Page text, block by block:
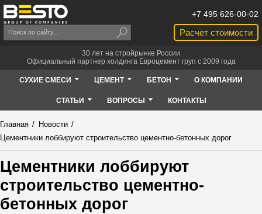
Расчет стоимости
+7 495 626-00-02
30 лет на стройрынке России
Официальный партнер холдинга Евроцемент груп с 2009 года
СУХИЕ СМЕСИ ЦЕМЕНТ БЕТОН О КОМПАНИИ
СТАТЬИ ВОПРОСЫ КОНТАКТЫ
Главная / Новости /
Цементники лоббируют строительство цементно-бетонных дорог
Цементники лоббируют
строительство цементно-
бетонных дорог